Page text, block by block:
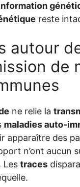
reste
autour
de
ne relie la
maladies auto-
apparaître des
n’ont aucun
Les traces